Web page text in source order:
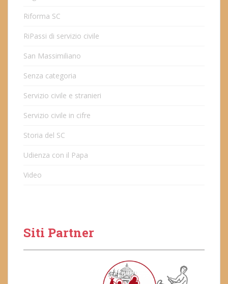
Riforma SC
RiPassi di servizio civile
San Massimiliano
Senza categoria
Servizio civile e stranieri
Servizio civile in cifre
Storia del SC
Udienza con il Papa
Video
Siti Partner